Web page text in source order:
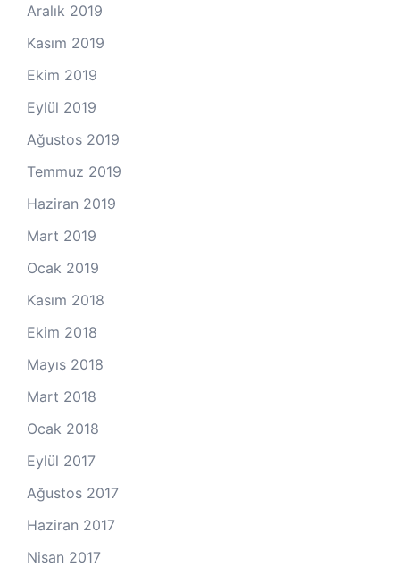
Aralık 2019
Kasım 2019
Ekim 2019
Eylül 2019
Ağustos 2019
Temmuz 2019
Haziran 2019
Mart 2019
Ocak 2019
Kasım 2018
Ekim 2018
Mayıs 2018
Mart 2018
Ocak 2018
Eylül 2017
Ağustos 2017
Haziran 2017
Nisan 2017